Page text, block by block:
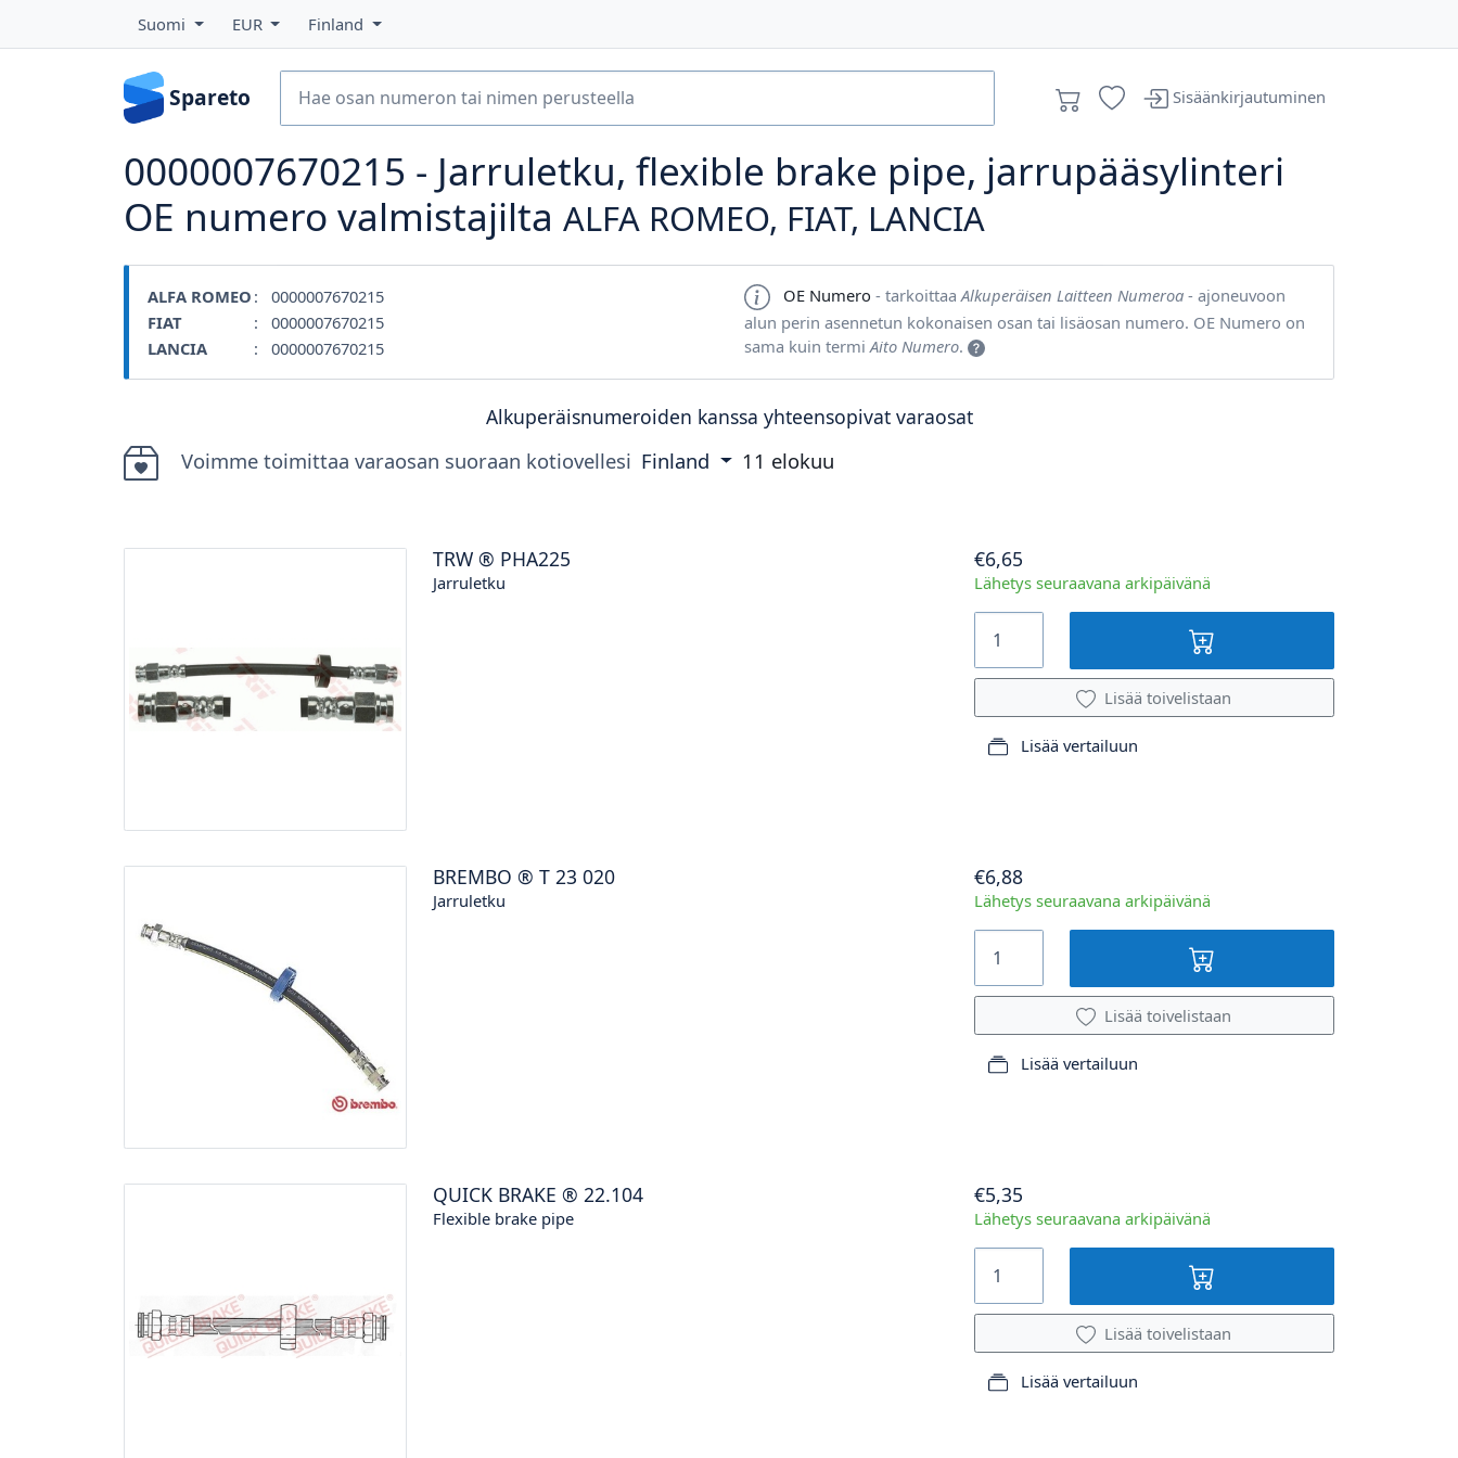
Suomi EUR Finland
Spareto Sisäänkirjautuminen
0000007670215 - Jarruletku, flexible brake pipe, jarrupääsylinteri
OE numero valmistajilta ALFA ROMEO, FIAT, LANCIA
ALFA ROMEO : 0000007670215
FIAT
: 0000007670215
LANCIA
: 0000007670215
OE Numero - tarkoittaa Alkuperäisen Laitteen Numeroa - ajoneuvoon
alun perin asennetun kokonaisen osan tai lisäosan numero. OE Numero on
sama kuin termi Aito Numero.
Alkuperäisnumeroiden kanssa yhteensopivat varaosat
Voimme toimittaa varaosan suoraan kotiovellesi Finland 11 elokuu
TRW ® PHA225
Jarruletku
€6,65
Lähetys seuraavana arkipäivänä
Lisää toivelistaan
Lisää vertailuun
BREMBO ® T 23 020
Jarruletku
€6,88
Lähetys seuraavana arkipäivänä
Lisää toivelistaan
Lisää vertailuun
QUICK BRAKE ® 22.104
Flexible brake pipe
€5,35
Lähetys seuraavana arkipäivänä
Lisää toivelistaan
Lisää vertailuun